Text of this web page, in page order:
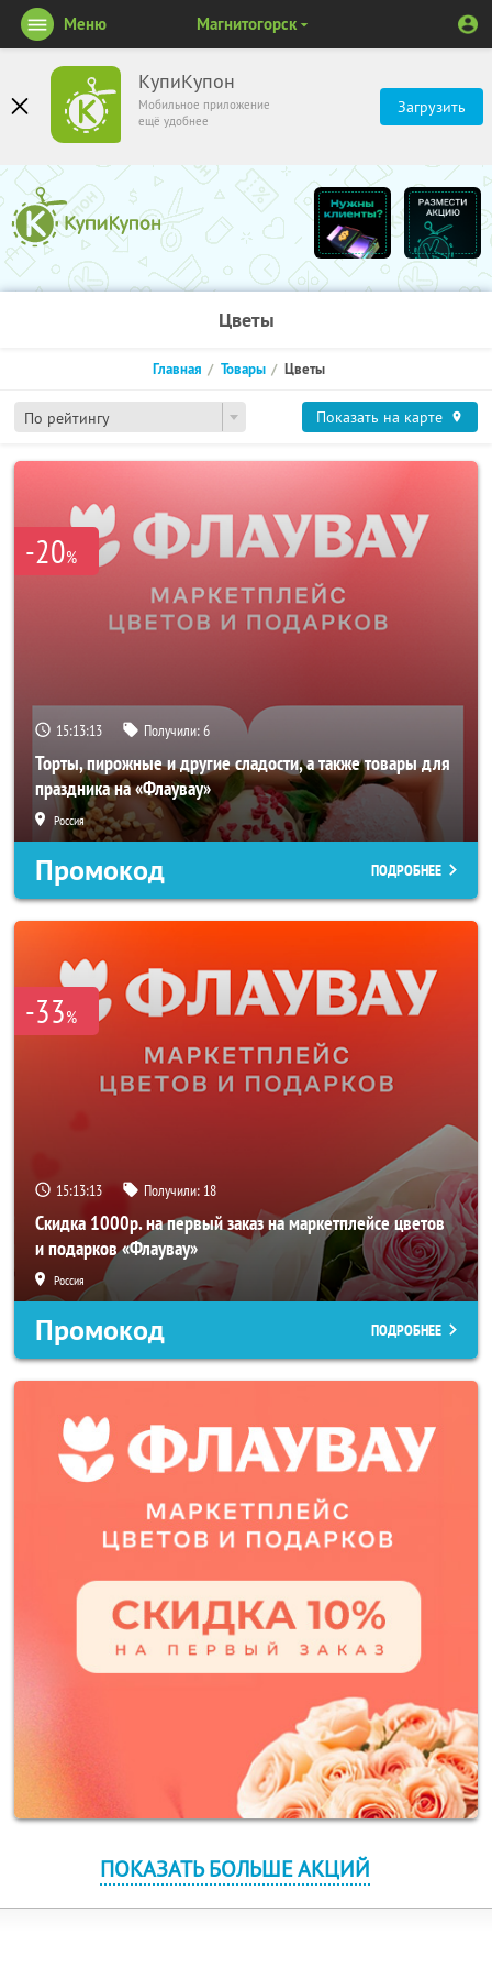
КупиКупон
Мобильное приложение
ещё удобнее
Загрузить
Меню Магнитогорск
Цветы
По рейтингу
Главная Товары Цветы
Показать на карте
-20%
15:13:13 Получили:6
Торты, пирожные и другие сладости, а также товары для
праздника на «Флаувау»
Россия
Промокод ПОДРОБНЕЕ
-33%
15:13:13 Получили: 18
Скидка 1000р. на первый заказ на маркетплейсе цветов
и подарков «Флаувау»
Россия
Промокод ПОДРОБНЕЕ
ПОКАЗАТЬ БОЛЬШЕ АКЦИЙ